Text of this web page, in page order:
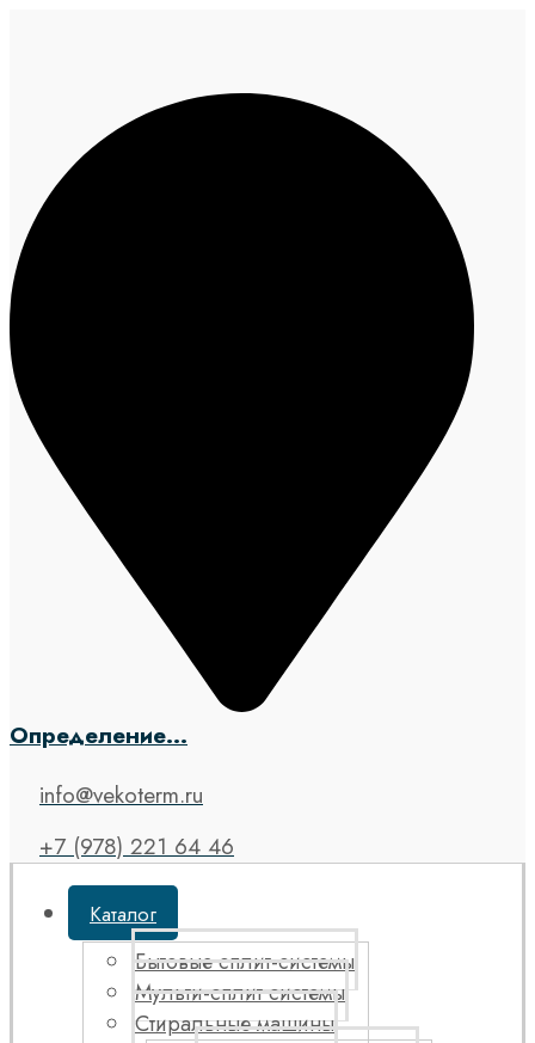
Определение...
info@vekoterm.ru
+7 (978) 221 64 46
Каталог
Бытовые сплит-системы
Мульти-сплит системы
Стиральные машины